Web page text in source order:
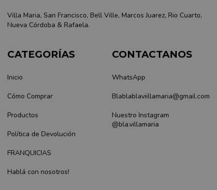
Villa Maria, San Francisco, Bell Ville, Marcos Juarez, Rio Cuarto,
Nueva Córdoba & Rafaela.
CATEGORÍAS
Inicio
Cómo Comprar
Productos
Política de Devolución
FRANQUICIAS
Hablá con nosotros!
CONTACTANOS
WhatsApp
Blablablaviillamaria@gmail.com
Nuestro Instagram
@bla.villamaria